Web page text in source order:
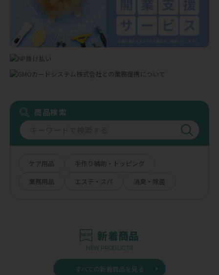
商品検索
ケア用品
手作り補助・トッピング
業務用品
エステ・スパ 消臭・除菌
新着商品
NEW PRODUCTS
すべての新着商品を見る